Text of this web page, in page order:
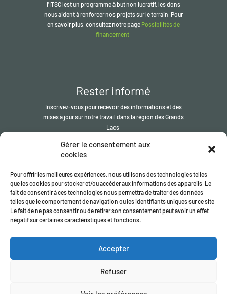
Gérer le consentement aux
cookies
Pour offrir les meilleures expériences, nous utilisons des technologies telles
que les cookies pour stocker et/ou accéder aux informations des appareils. Le
fait de consentir à ces technologies nous permettra de traiter des données
telles que le comportement de navigation ou les identifiants uniques sur ce site.
Le fait de ne pas consentir ou de retirer son consentement peut avoir un effet
négatif sur certaines caractéristiques et fonctions.
Accepter
Refuser
l'ITSCIest un programme à but non lucratif, les dons
nous aident à renforcer nos projets sur le terrain. Pour
en savoir plus, consultez notre page Possibilités de
financement.
Rester informé
Inscrivez-vous pour recevoir des informations et des
mises à jour sur notre travail dans la région des Grands
Lacs.
© L' ITSCI Organisation2026- le secrétariat du ITSCI programme
Enregistrée en Angleterre et au Pays de Galles | Numéro
Conditions générales